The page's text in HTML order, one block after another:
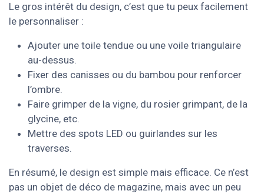
Le gros intérêt du design, c’est que tu peux facilement
le personnaliser :
Ajouter une toile tendue ou une voile triangulaire
au-dessus.
Fixer des canisses ou du bambou pour renforcer
l’ombre.
Faire grimper de la vigne, du rosier grimpant, de la
glycine, etc.
Mettre des spots LED ou guirlandes sur les
traverses.
En résumé, le design est simple mais efficace. Ce n’est
pas un objet de déco de magazine, mais avec un peu